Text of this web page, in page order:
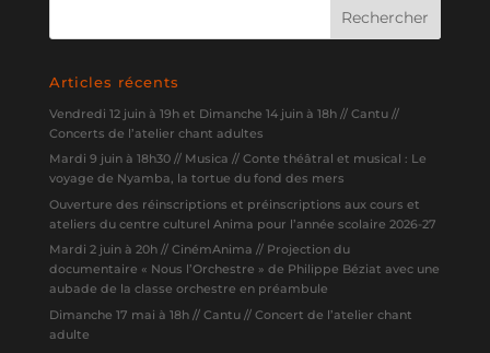
Articles récents
Vendredi 12 juin à 19h et Dimanche 14 juin à 18h // Cantu //
Concerts de l’atelier chant adultes
Mardi 9 juin à 18h30 // Musica // Conte théâtral et musical : Le
voyage de Nyamba, la tortue du fond des mers
Ouverture des réinscriptions et préinscriptions aux cours et
ateliers du centre culturel Anima pour l’année scolaire 2026-27
Mardi 2 juin à 20h // CinémAnima // Projection du
documentaire « Nous l’Orchestre » de Philippe Béziat avec une
aubade de la classe orchestre en préambule
Dimanche 17 mai à 18h // Cantu // Concert de l’atelier chant
adulte